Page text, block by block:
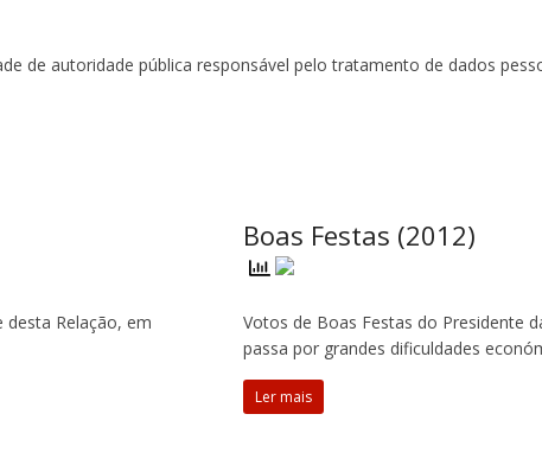
de autoridade pública responsável pelo tratamento de dados
Relação, em
Boas Festas (2012)
Votos de Boas Festas do Presidente
passa por grandes dificuldades
Ler mais